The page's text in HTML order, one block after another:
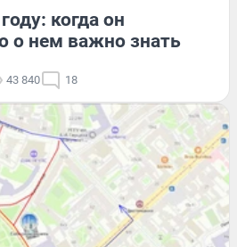
когда он
о нем важно знать
43 840 18